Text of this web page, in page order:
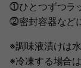
⓵ひとつずつラ
⓶密封容器など
※調味液漬けは
※冷凍する場合